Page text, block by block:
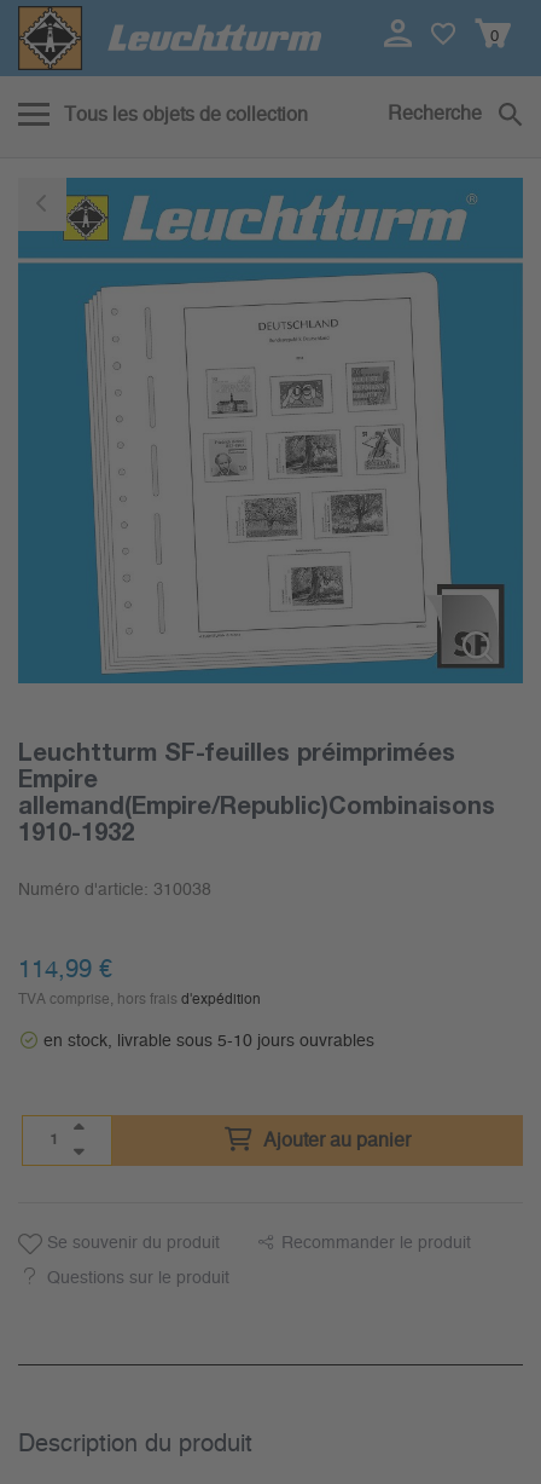
0
Tous les objets de collection Recherche
Leuchtturm SF-feuilles préimprimées
Empire
allemand(Empire/Republic)Combinaisons
1910-1932
Numéro d'article: 310038
114,99 €
TVA comprise, hors frais d'expédition
en stock, livrable sous 5-10 jours ouvrables
Ajouter au panier
Se souvenir du produit Recommander le produit
Questions sur le produit
Description du­ produit